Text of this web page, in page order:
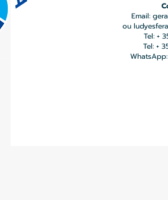
Email:
ou
Tel: +
Tel: +